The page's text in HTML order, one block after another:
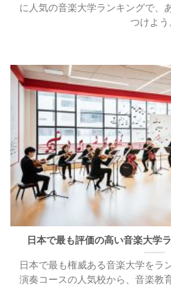
に人気の音楽大学ランキングで、
つけよう
日本で最も評価の高い音楽大学
日本で最も権威ある音楽大学をラ
演奏コースの人気校から、音楽教